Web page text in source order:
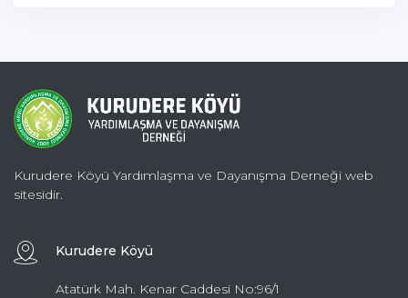
Kurudere Köyü Yardımlaşma ve Dayanışma Derneği web
sitesidir.
Kurudere Köyü
Atatürk Mah. Kenar Caddesi No:96/1